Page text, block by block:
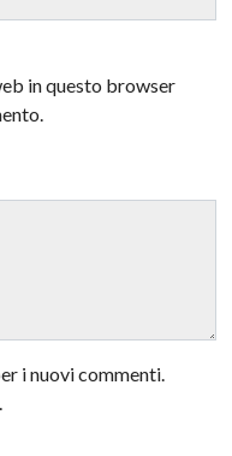
in questo browser
i nuovi commenti.